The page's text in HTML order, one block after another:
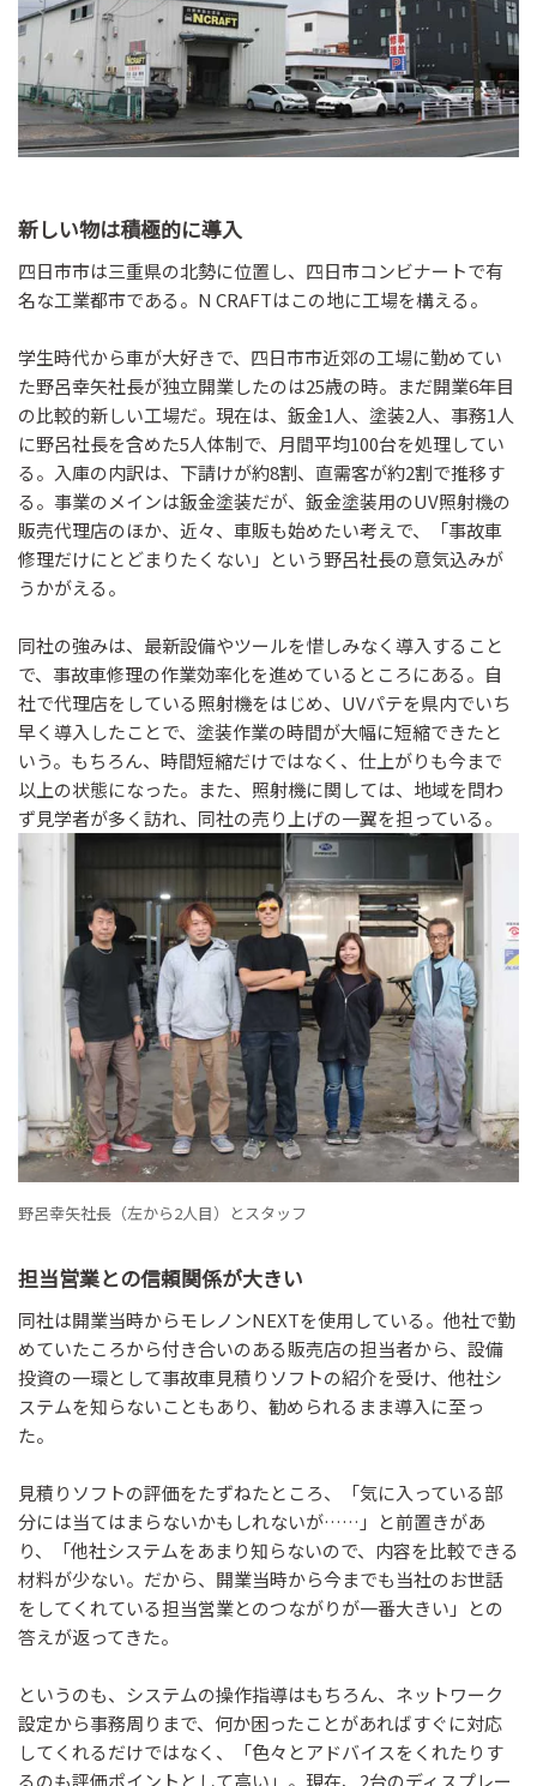
新しい物は積極的に導入
四日市市は三重県の北勢に位置し、四日市コンビナートで有
名な工業都市である。N CRAFTはこの地に工場を構える。
学生時代から車が大好きで、四日市市近郊の工場に勤めてい
た野呂幸矢社長が独立開業したのは25歳の時。まだ開業6年目
の比較的新しい工場だ。現在は、鈑金1人、塗装2人、事務1人
に野呂社長を含めた5人体制で、月間平均100台を処理してい
る。入庫の内訳は、下請けが約8割、直需客が約2割で推移す
る。事業のメインは鈑金塗装だが、鈑金塗装用のUV照射機の
販売代理店のほか、近々、車販も始めたい考えで、「事故車
修理だけにとどまりたくない」という野呂社長の意気込みが
うかがえる。
同社の強みは、最新設備やツールを惜しみなく導入すること
で、事故車修理の作業効率化を進めているところにある。自
社で代理店をしている照射機をはじめ、UVパテを県内でいち
早く導入したことで、塗装作業の時間が大幅に短縮できたと
いう。もちろん、時間短縮だけではなく、仕上がりも今まで
以上の状態になった。また、照射機に関しては、地域を問わ
ず見学者が多く訪れ、同社の売り上げの一翼を担っている。
野呂幸矢社長（左から2人目）とスタッフ
担当営業との信頼関係が大きい
同社は開業当時からモレノンNEXTを使用している。他社で勤
めていたころから付き合いのある販売店の担当者から、設備
投資の一環として事故車見積りソフトの紹介を受け、他社シ
ステムを知らないこともあり、勧められるまま導入に至っ
た。
見積りソフトの評価をたずねたところ、「気に入っている部
分には当てはまらないかもしれないが……」と前置きがあ
り、「他社システムをあまり知らないので、内容を比較できる
材料が少ない。だから、開業当時から今までも当社のお世話
をしてくれている担当営業とのつながりが一番大きい」との
答えが返ってきた。
というのも、システムの操作指導はもちろん、ネットワーク
設定から事務周りまで、何か困ったことがあればすぐに対応
してくれるだけではなく、「色々とアドバイスをくれたりす
るのも評価ポイントとして高い」。現在、2台のディスプレー